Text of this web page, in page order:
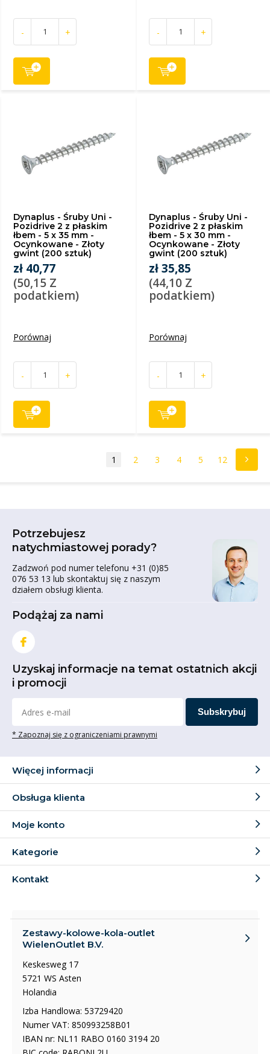
- + - +
Dynaplus - Śruby Uni -
Pozidrive 2 z płaskim
łbem - 5 x 35 mm -
Ocynkowane - Złoty
gwint (200 sztuk)
zł 40,77
(50,15 Z
podatkiem)
Porównaj
- +
Dynaplus - Śruby Uni -
Pozidrive 2 z płaskim
łbem - 5 x 30 mm -
Ocynkowane - Złoty
gwint (200 sztuk)
zł 35,85
(44,10 Z
podatkiem)
Porównaj
- +
1 2 3 4 5 12
Potrzebujesz
natychmiastowej porady?
Zadzwoń pod numer telefonu +31 (0)85
076 53 13 lub skontaktuj się z naszym
działem obsługi klienta.
Podążaj za nami
Uzyskaj informacje na temat ostatnich akcji
i promocji
Subskrybuj
* Zapoznaj się z ograniczeniami prawnymi
Więcej informacji
Obsługa klienta
Moje konto
Kategorie
Kontakt
Zestawy-kolowe-kola-outlet
WielenOutlet B.V.
Keskesweg 17
5721 WS Asten
Holandia
Izba Handlowa: 53729420
Numer VAT: 850993258B01
IBAN nr: NL11 RABO 0160 3194 20